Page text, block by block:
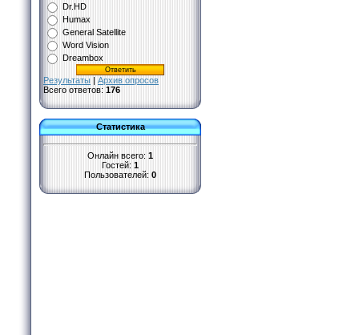
Dr.HD
Humax
General Satellite
Word Vision
Dreambox
Результаты | Архив опросов
Всего ответов: 176
Статистика
Онлайн всего: 1
Гостей: 1
Пользователей: 0